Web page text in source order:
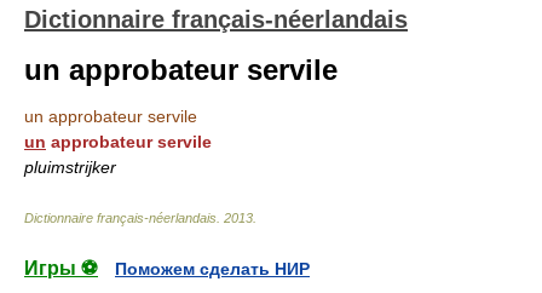
Dictionnaire français-néerlandais
un approbateur servile
un approbateur servile
un approbateur servile
pluimstrijker
Dictionnaire français-néerlandais 2013
Игры ⚽
Поможем сделать НИР